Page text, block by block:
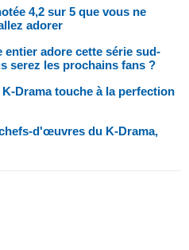
4,2 sur 5 que vous ne
adorer
adore cette série sud-
serez les prochains fans ?
Drama touche à la perfection
d'œuvres du K-Drama,